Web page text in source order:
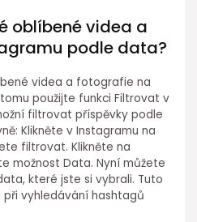
oblíbené videa a
podle data?
videa a fotografie na
použijte funkci Filtrovat v
filtrovat příspěvky podle
Klikněte v Instagramu na
filtrovat. Klikněte na
možnost Data. Nyní můžete
které jste si vybrali. Tuto
vyhledávání hashtagů